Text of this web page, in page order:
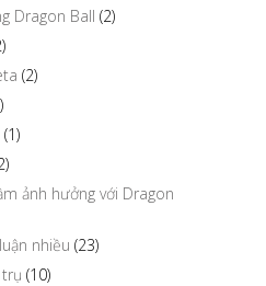
Dragon Ball (2)
(2)
(1)
ảnh hưởng với Dragon
nhiều (23)
(10)